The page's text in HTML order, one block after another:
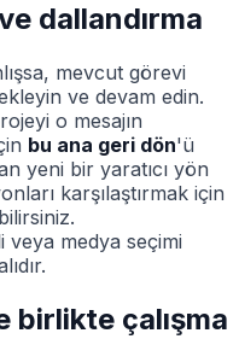
dallandırma
mevcut görevi
ve devam edin.
o mesajın
bu ana geri dön'ü
yeni bir yaratıcı yön
karşılaştırmak için
medya seçimi
birlikte çalışma